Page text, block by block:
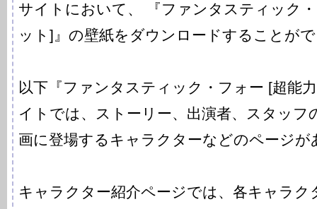
サイトにおいて、 『ファンタスティック
ット]』の壁紙をダウンロードすることが
以下『ファンタスティック・フォー [超能
イトでは、ストーリー、出演者、スタッフ
画に登場するキャラクターなどのページが
キャラクター紹介ページでは、各キャラク